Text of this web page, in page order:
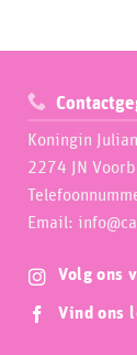
Koningin
2274 JN
Email:
Volg ons
Vind ons